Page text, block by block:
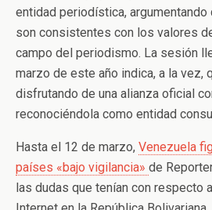
entidad periodística,
son consistentes con los valores
campo del periodismo. La sesión
marzo de este año indica, a la vez,
disfrutando de una alianza oficial
reconociéndola como entidad
Hasta el 12 de marzo, Venezuela
países «bajo vigilancia» de
las dudas que tenían con respecto